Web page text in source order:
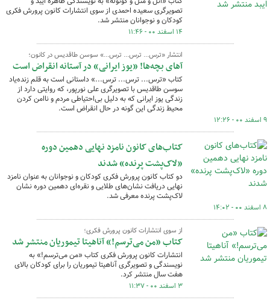
تصویرگری سعیده احمدی از سوی انتشارات کانون پرورش فکری
کودکان و نوجوانان منتشر شد.
۱۴ اسفند ۰۰ - ۱۱:۴۶
انتشار «ترس... ترس... ترس...» سوسن طاقدیس در کانون؛
آهای بچه‌ها! «یوز ایرانی» در آستانه انقراض است
کتاب «ترس... ترس... ترس...» داستانی است به قلم زنده‌یاد
سوسن طاقدیس با تصویرگری علی نورپور، که روایتی دارد از
زندگی یوز ایرانی که به دلیل بی‌احتیاطی مردم و ناامن کردن
محیط زندگی این گونه در حال انقراض است.
۹ اسفند ۰۰ - ۱۲:۲۶
کتاب‌های کانون نامزد نهایی دهمین دوره
«لاک‌پشت پرنده» شدند
دو کتاب کانون پرورش فکری کودکان و نوجوانان به عنوان نامزد
نهایی دریافت نشان‌های طلایی و نقره‌ای دهمین دوره نشان
لاک‌پشت پرنده معرفی شد.
۸ اسفند ۰۰ - ۱۴:۰۲
از سوی انتشارات کانون پرورش فکری؛
کتاب «من می‌ترسم!» آناهیتا تیموریان منتشر شد
انتشارات کانون پرورش فکری کتاب «من می‌ترسم!» به
نویسندگی و تصویرگری آناهیتا تیموریان را برای کودکان بالای
هفت سال منتشر کرد.
۳ اسفند ۰۰ - ۱۱:۳۷